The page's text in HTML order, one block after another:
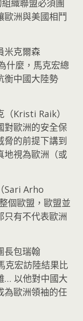
織聯盟必須團
歐洲與美國相鬥
米克爾森
什麼，馬克宏總
衡中國大陸勢
（Kristi Raik）
對歐洲的安全保
脅的前提下講到
地視為歐洲（或
Sari Arho
個歐盟，歐盟並
只有不代表歐洲
長包瑞翰
克宏訪陸結果比
… 以他對中國大
為歐洲領袖的任